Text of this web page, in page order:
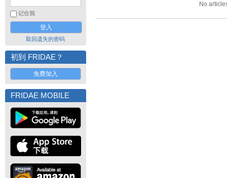
记住我
取回遗失的密码
初到 FRIDAE？
免费加入
FRIDAE MOBILE
No